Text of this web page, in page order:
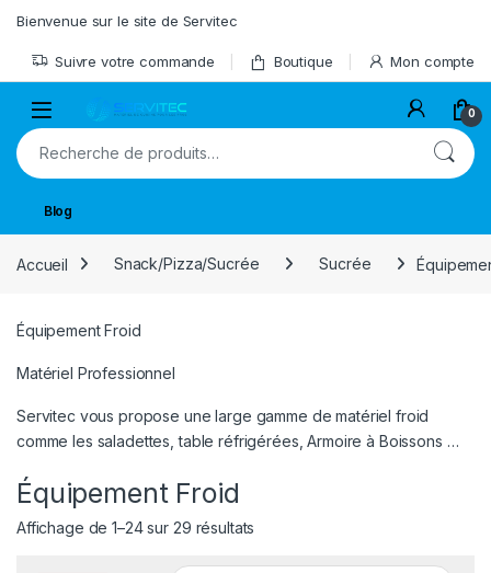
Bienvenue sur le site de Servitec
Suivre votre commande Boutique Mon compte
Open 0
Recherche pour :
Blog
Accueil Snack/Pizza/Sucrée Sucrée
Équipement Froid
Matériel Professionnel
Servitec vous propose une large gamme de matériel froid
comme les saladettes, table réfrigérées, Armoire à Boissons …
Équipement Froid
Affichage de 1–24 sur 29 résultats